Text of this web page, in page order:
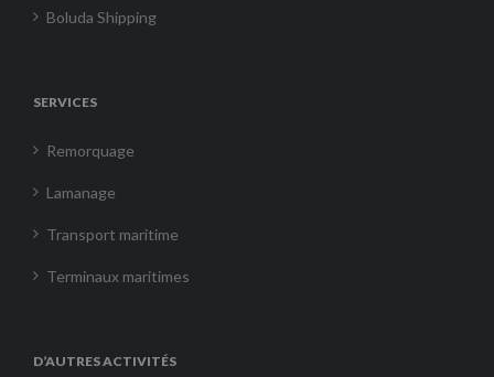
Boluda Shipping
SERVICES
Remorquage
Lamanage
Transport maritime
Terminaux maritimes
D’AUTRES ACTIVITÉS